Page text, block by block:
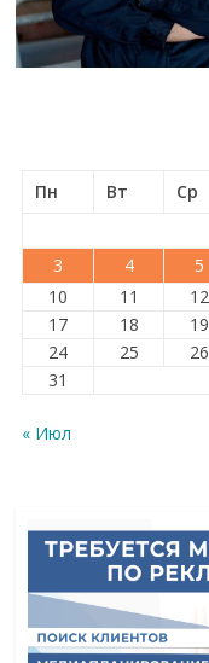
Пн
Вт Ср
3
4 5
10
11 12
17
18 19
24
25 26
31
« Июл